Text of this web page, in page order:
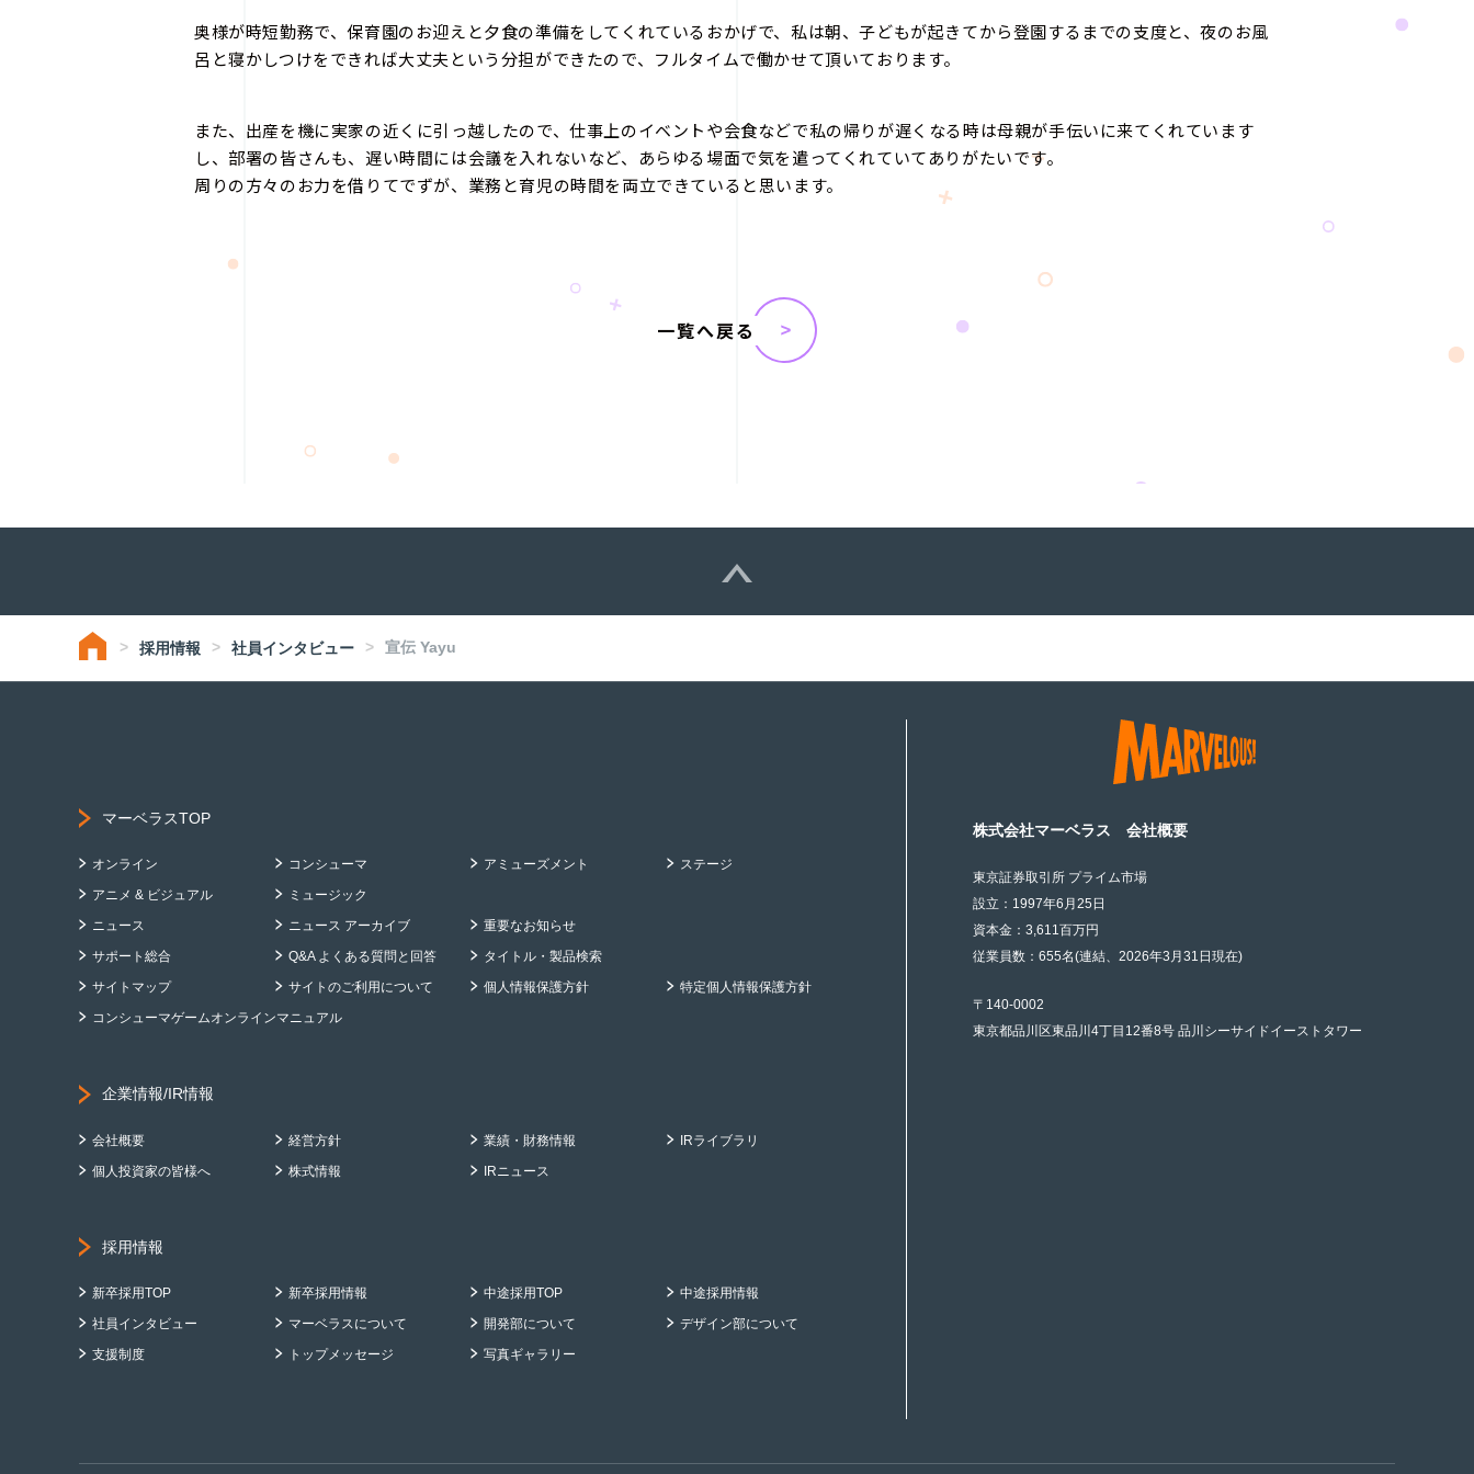
奥様が時短勤務で、保育園のお迎えと夕食の準備をしてくれているおかげで、私は朝、子どもが起きてから登園するまでの支度と、夜のお風
呂と寝かしつけをできれば大丈夫という分担ができたので、フルタイムで働かせて頂いております。
また、出産を機に実家の近くに引っ越したので、仕事上のイベントや会食などで私の帰りが遅くなる時は母親が手伝いに来てくれています
し、部署の皆さんも、遅い時間には会議を入れないなど、あらゆる場面で気を遣ってくれていてありがたいです。
周りの方々のお力を借りてでずが、業務と育児の時間を両立できていると思います。
一覧へ戻る
採用情報 社員インタビュー 宣伝 Yayu
マーベラスTOP
オンライン コンシューマ アミューズメント
ステージ
アニメ & ビジュアル
ミュージック
ニュース
ニュース アーカイブ
重要なお知らせ
サポート総合
Q&A よくある質問と回答
タイトル・製品検索
サイトマップ
サイトのご利用について 個人情報保護方針
特定個人情報保護方針
コンシューマゲームオンラインマニュアル
企業情報/IR情報
会社概要 経営方針 業績・財務情報
IRライブラリ
個人投資家の皆様へ
株式情報 IRニュース
採用情報
新卒採用TOP 新卒採用情報 中途採用TOP
中途採用情報
社員インタビュー
マーベラスについて 開発部について
デザイン部について
支援制度
トップメッセージ 写真ギャラリー
株式会社マーベラス 会社概要
東京証券取引所 プライム市場
設立：1997年6月25日
資本金：3,611百万円
従業員数：655名(連結、2026年3月31日現在)
〒140-0002
東京都品川区東品川4丁目12番8号 品川シーサイドイーストタワー